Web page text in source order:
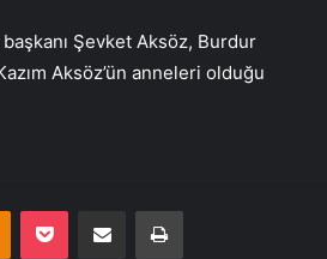
Şevket Aksöz, Burdur
Aksöz’ün anneleri olduğu
Odnoklassniki
Pocket E-Posta ile paylaş Yazdır